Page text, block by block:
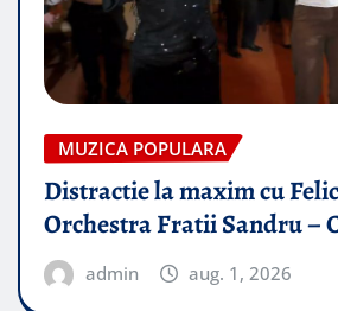
MUZICA POPULARA
Distractie la maxim cu
Orchestra Fratii Sandru –
admin aug. 1, 2026